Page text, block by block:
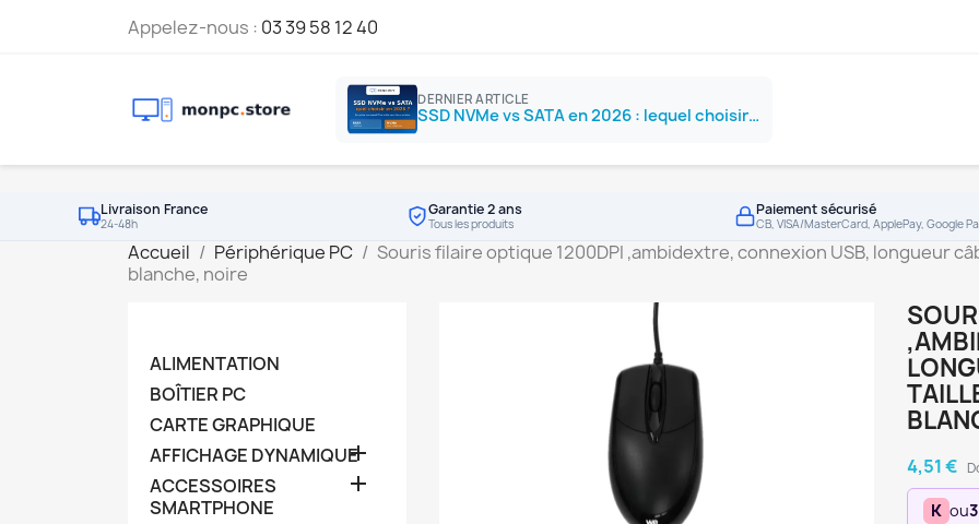
Appelez-nous : 03 39 58 12 40
DERNIER ARTICLE
SSD NVMe vs SATA en 2026 : lequel choisir ?
Livraison France
24-48h
Garantie 2 ans
Tous les produits
Paiement sécurisé
CB, VISA/MasterCard, ApplePay, Google
Accueil Périphérique PC
Souris filaire optique 1200DPI ,ambidextre, connexion USB, longueur
blanche, noire
ALIMENTATION
BOÎTIER PC
CARTE GRAPHIQUE
AFFICHAGE DYNAMIQUE

ACCESSOIRES
SMARTPHONE

4,51 €
K ou